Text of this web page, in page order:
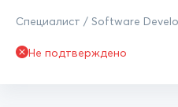
Специалист / Software
Не подтверждено